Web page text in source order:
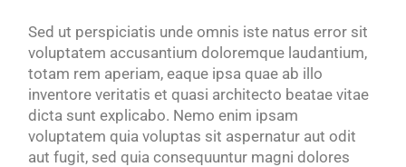
Sed ut perspiciatis unde omnis iste natus error sit
voluptatem accusantium doloremque laudantium,
totam rem aperiam, eaque ipsa quae ab illo
inventore veritatis et quasi architecto beatae vitae
dicta sunt explicabo. Nemo enim ipsam
voluptatem quia voluptas sit aspernatur aut odit
aut fugit, sed quia consequuntur magni dolores